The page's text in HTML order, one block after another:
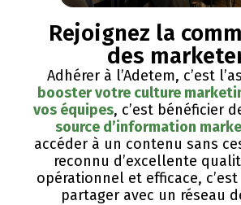
Rejoignez la
des
Adhérer à l’Adetem, c’est
booster votre culture
vos équipes, c’est bénéficier
source d’information
accéder à un contenu sans
reconnu d’excellente
opérationnel et efficace,
partager avec un réseau